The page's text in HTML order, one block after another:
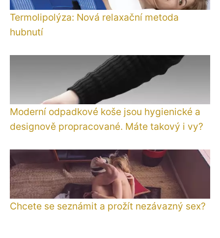
Termolipolýza: Nová relaxační metoda
hubnutí
Moderní odpadkové koše jsou hygienické a
designově propracované. Máte takový i vy?
Chcete se seznámit a prožít nezávazný sex?